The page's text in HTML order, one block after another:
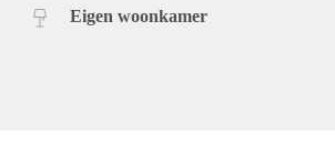
Eigen woonkamer